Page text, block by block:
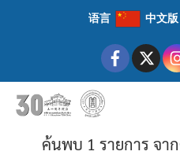
语言 中文版
ค้นพบ 1 รายการ จา